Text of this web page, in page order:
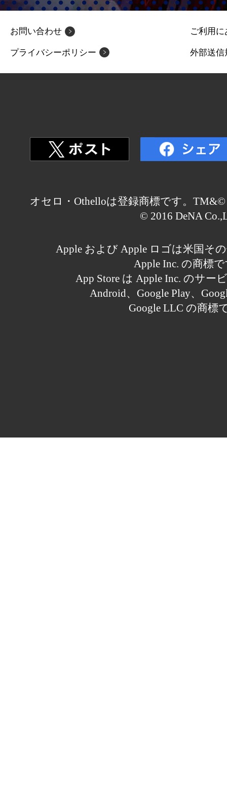
お問い合わせ ご利用
プライバシーポリシー 外部送信
オセロ・Othelloは登録商標です。TM&©
© 2016 DeNA
Apple および Apple ロゴは米国そ
Apple Inc. の商標
App Store は Apple Inc. のサー
Android、Google Play、
Google LLC の商標